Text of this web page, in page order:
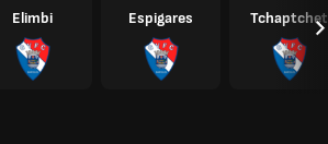
Elimbi Espigares Tchaptchet